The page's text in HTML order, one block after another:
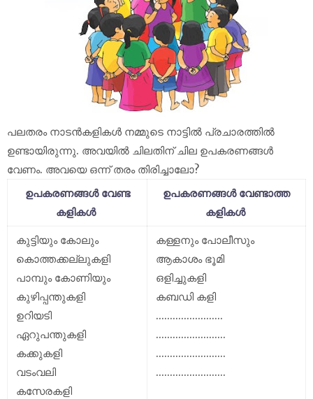
പലതരം നാടൻകളികൾ നമ്മുടെ നാട്ടിൽ പ്രചാരത്തിൽ
ഉണ്ടായിരുന്നു. അവയിൽ ചിലതിന് ചില ഉപകരണങ്ങൾ
വേണം. അവയെ ഒന്ന് തരം തിരിച്ചാലോ?
ഉപകരണങ്ങൾ വേണ്ട
കളികൾ
ഉപകരണങ്ങൾ വേണ്ടാത്ത
കളികൾ
കുട്ടിയും കോലും
കൊത്തക്കല്ലുകളി
പാമ്പും കോണിയും
കുഴിപ്പന്തുകളി
ഉറിയടി
ഏറുപന്തുകളി
കക്കുകളി
വടംവലി
കസേരകളി
കള്ളനും പോലീസും
ആകാശം ഭൂമി
ഒളിച്ചുകളി
കബഡി കളി
........................
.........................
.........................
.........................